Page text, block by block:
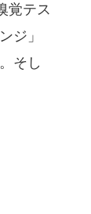
覚テス
ジ」
そし